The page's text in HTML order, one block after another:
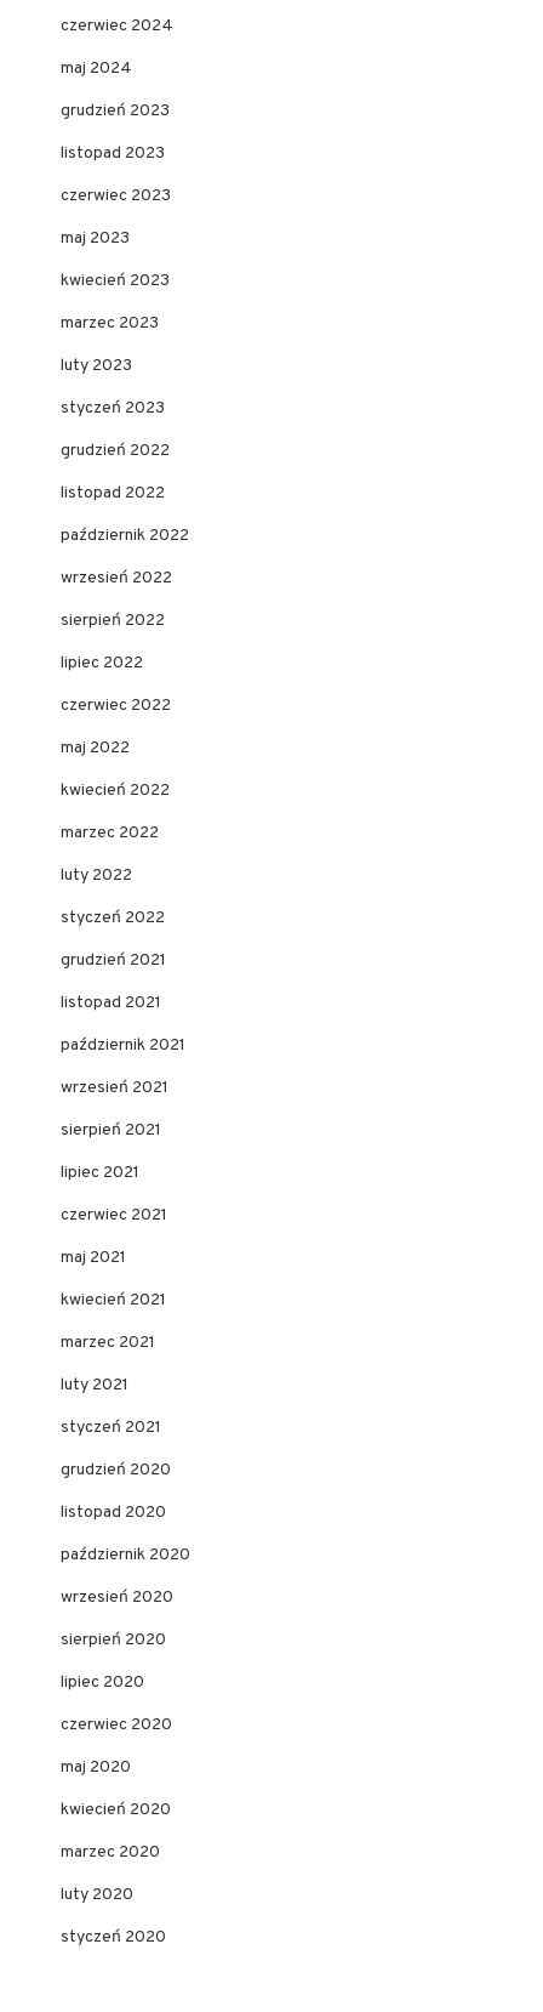
czerwiec 2024
maj 2024
grudzień 2023
listopad 2023
czerwiec 2023
maj 2023
kwiecień 2023
marzec 2023
luty 2023
styczeń 2023
grudzień 2022
listopad 2022
październik 2022
wrzesień 2022
sierpień 2022
lipiec 2022
czerwiec 2022
maj 2022
kwiecień 2022
marzec 2022
luty 2022
styczeń 2022
grudzień 2021
listopad 2021
październik 2021
wrzesień 2021
sierpień 2021
lipiec 2021
czerwiec 2021
maj 2021
kwiecień 2021
marzec 2021
luty 2021
styczeń 2021
grudzień 2020
listopad 2020
październik 2020
wrzesień 2020
sierpień 2020
lipiec 2020
czerwiec 2020
maj 2020
kwiecień 2020
marzec 2020
luty 2020
styczeń 2020